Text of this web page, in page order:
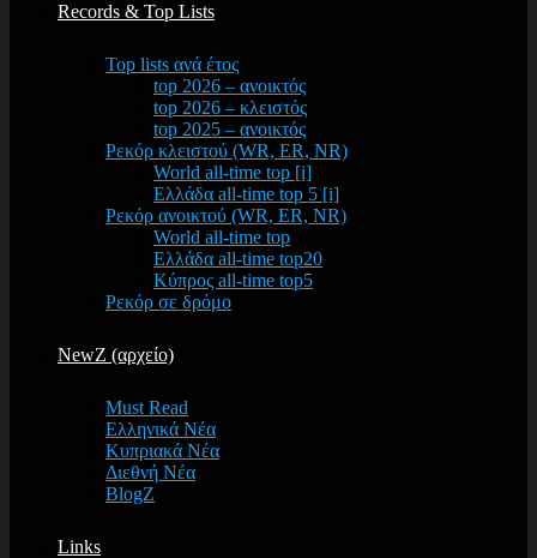
Records & Top Lists
Top lists ανά έτος
top 2026 – ανοικτός
top 2026 – κλειστός
top 2025 – ανοικτός
Ρεκόρ κλειστού (WR, ER, NR)
World all-time top [i]
Ελλάδα all-time top 5 [i]
Ρεκόρ ανοικτού (WR, ER, NR)
World all-time top
Ελλάδα all-time top20
Κύπρος all-time top5
Ρεκόρ σε δρόμο
NewZ (αρχείο)
Must Read
Ελληνικά Νέα
Κυπριακά Νέα
Διεθνή Νέα
BlogZ
Links